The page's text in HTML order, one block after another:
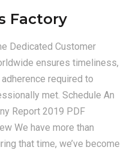
Factory
Dedicated Customer
ensures timeliness,
required to
met. Schedule An
Report 2019 PDF
We have more than
that time, we’ve become